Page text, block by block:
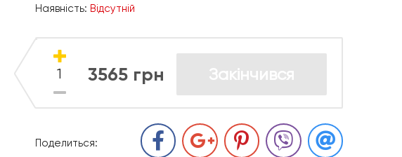
Наявність: Відсутній
3565 грн Закінчився
Поделиться: